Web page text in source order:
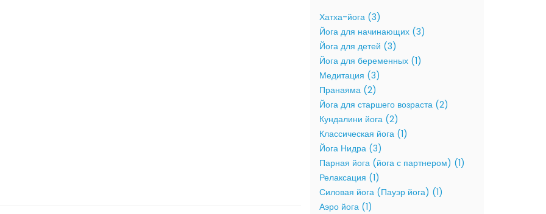
Хатха-йога (3)
Йога для начинающих (3)
Йога для детей (3)
Йога для беременных (1)
Медитация (3)
Пранаяма (2)
Йога для старшего возраста (2)
Кундалини йога (2)
Классическая йога (1)
Йога Нидра (3)
Парная йога (йога с партнером) (1)
Релаксация (1)
Силовая йога (Пауэр йога) (1)
Аэро йога (1)